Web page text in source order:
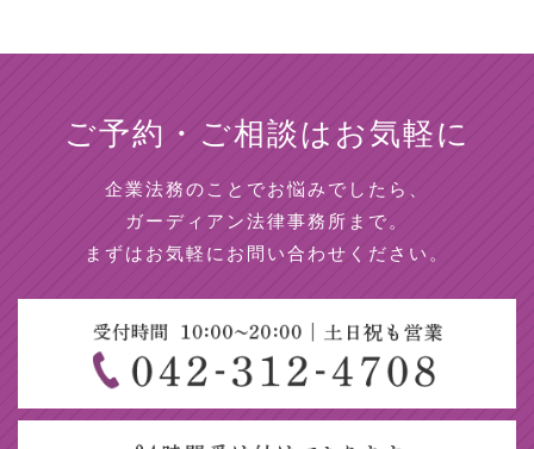
ご予約・ご相談はお気軽に
企業法務のことでお悩みでしたら、
ガーディアン法律事務所まで。
まずはお気軽にお問い合わせください。